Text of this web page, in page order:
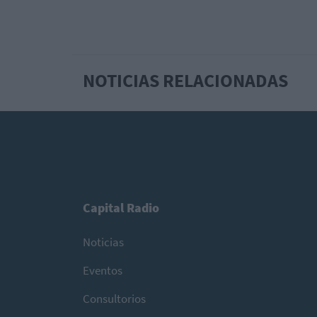
NOTICIAS RELACIONADAS
Capital Radio
Noticias
Eventos
Consultorios